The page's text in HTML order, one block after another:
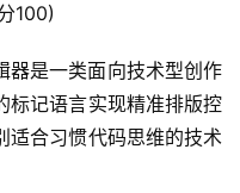
100)
是一类面向技术型创作
标记语言实现精准排版控
适合习惯代码思维的技术